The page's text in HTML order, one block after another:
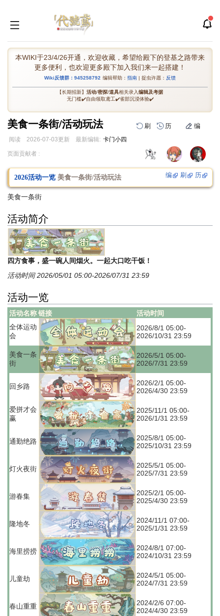
本WIKI于23/4/26开通，欢迎收藏，希望给殿下的登基之路带来
更多便利，也欢迎更多殿下加入我们来一起搭建！
Wiki反馈群：945258792 编辑帮助： 指南 | 捉虫许愿： 反馈
【长期招新】 活动/密探/道具相关录入编辑及考据
无门槛✔️自由领取鸢工✔️雀部沉浸体验✔️
美食一条街/活动玩法 刷 历 编
阅读 2026-07-03更新 最新编辑: 卡门小四
跳
导
跳
搜
页面贡献者 :
编 刷 历
2026活动一览 美食一条街/活动玩法
美食一条街
活动简介
四方食事，盛一碗人间烟火。一起大口吃干饭！
活动时间 2026/05/01 05:00-2026/07/31 23:59
活动一览
活动名称链接
活动时间
全体运动
会
2026/8/1 05:00-
2026/10/31 23:59
美食一条
街
2026/5/1 05:00-
2026/7/31 23:59
回乡路
2026/2/1 05:00-
2026/4/30 23:59
爱拼才会
赢
2025/11/1 05:00-
2026/1/31 23:59
通勤绝路
2025/8/1 05:00-
2025/10/31 23:59
灯火夜街
2025/5/1 05:00-
2025/7/31 23:59
游春集
2025/2/1 05:00-
2025/4/30 23:59
隆地冬
2024/11/1 07:00-
2025/1/31 23:59
海里捞捞
2024/8/1 07:00-
2024/10/31 23:59
儿童劫
2024/5/1 05:00-
2024/7/31 23:59
春山重重
2024/2/6 07:00-
2024/4/30 23:59